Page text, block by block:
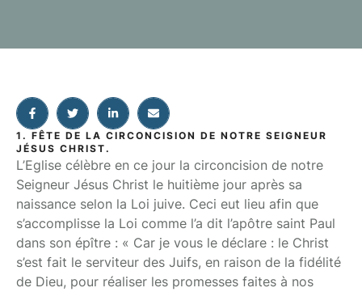
1. FÊTE DE LA CIRCONCISION DE NOTRE SEIGNEUR
JÉSUS CHRIST.
L’Eglise célèbre en ce jour la circoncision de notre
Seigneur Jésus Christ le huitième jour après sa
naissance selon la Loi juive. Ceci eut lieu afin que
s’accomplisse la Loi comme l’a dit l’apôtre saint Paul
dans son épître : « Car je vous le déclare : le Christ
s’est fait le serviteur des Juifs, en raison de la fidélité
de Dieu, pour réaliser les promesses faites à nos